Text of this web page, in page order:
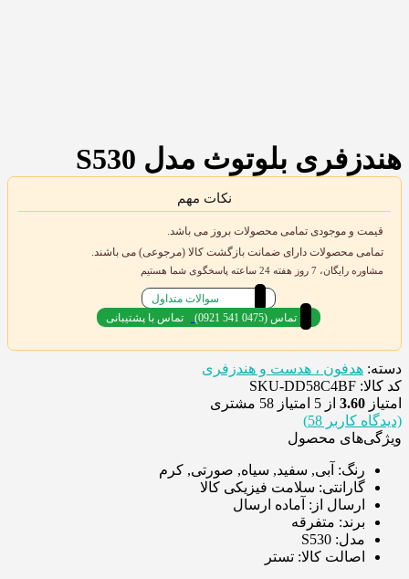
هندزفری بلوتوث مدل S530
نکات مهم
قیمت و موجودی تمامی محصولات بروز می باشد.
تمامی محصولات دارای ضمانت بازگشت کالا (مرجوعی) می باشند.
مشاوره رایگان، 7 روز هفته 24 ساعته پاسخگوی شما هستیم
سوالات متداول
(0921 541 0475) تماس
تماس با پشتیبانی
دسته: هدفون ، هدست و هندزفری
کد کالا: SKU-DD58C4BF
امتیاز 3.60 از 5 امتیاز 58 مشتری
(دیدگاه کاربر 58
)
ویژگی‌های محصول
رنگ: آبی, سفید, سیاه, صورتی, کرم
گارانتی: سلامت فیزیکی کالا
ارسال از: آماده ارسال
برند: متفرقه
مدل: S530
اصالت کالا: تستر